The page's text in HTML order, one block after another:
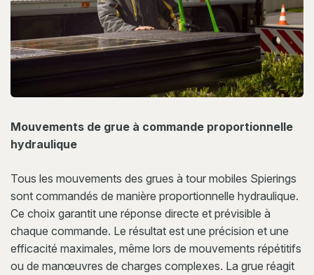
Mouvements de grue à commande proportionnelle
hydraulique
Tous les mouvements des grues à tour mobiles Spierings
sont commandés de manière proportionnelle hydraulique.
Ce choix garantit une réponse directe et prévisible à
chaque commande. Le résultat est une précision et une
efficacité maximales, même lors de mouvements répétitifs
ou de manœuvres de charges complexes. La grue réagit